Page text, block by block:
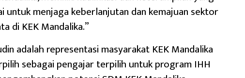
untuk menjaga keberlanjutan dan kemajuan sektor
di KEK Mandalika.”
adalah representasi masyarakat KEK Mandalika
sebagai pengajar terpilih untuk program IHH